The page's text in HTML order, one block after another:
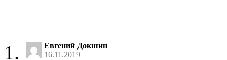
Евгений Докшин
16.11.2019